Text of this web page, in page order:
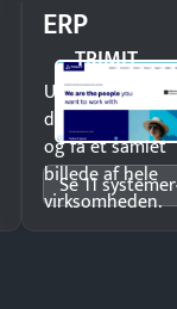
ERP
TRIMIT
Undgå
og få ét samlet
billede af hele
virksomheden.
Se 11 systemer